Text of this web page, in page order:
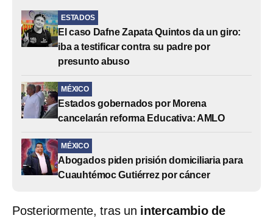
ESTADOS
El caso Dafne Zapata Quintos da un giro:
iba a testificar contra su padre por
presunto abuso
MÉXICO
Estados gobernados por Morena
cancelarán reforma Educativa: AMLO
MÉXICO
Abogados piden prisión domiciliaria para
Cuauhtémoc Gutiérrez por cáncer
Posteriormente, tras un intercambio de